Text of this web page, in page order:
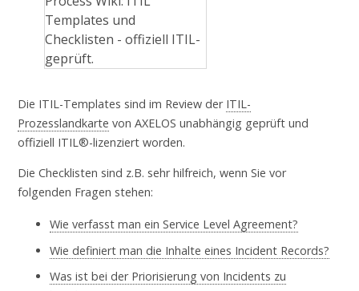
Die ITIL-Templates sind im Review der ITIL-
Prozesslandkarte von AXELOS unabhängig geprüft und
offiziell ITIL®-lizenziert worden.
Die Checklisten sind z.B. sehr hilfreich, wenn Sie vor
folgenden Fragen stehen:
Wie verfasst man ein Service Level Agreement?
Wie definiert man die Inhalte eines Incident Records?
Was ist bei der Priorisierung von Incidents zu